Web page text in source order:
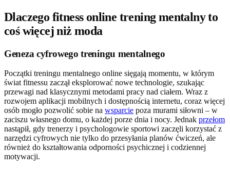
Dlaczego fitness online trening mentalny to
coś więcej niż moda
Geneza cyfrowego treningu mentalnego
Początki treningu mentalnego online sięgają momentu, w którym
świat fitnessu zaczął eksplorować nowe technologie, szukając
przewagi nad klasycznymi metodami pracy nad ciałem. Wraz z
rozwojem aplikacji mobilnych i dostępnością internetu, coraz więcej
osób mogło pozwolić sobie na wsparcie poza murami siłowni – w
zaciszu własnego domu, o każdej porze dnia i nocy. Jednak przełom
nastąpił, gdy trenerzy i psychologowie sportowi zaczęli korzystać z
narzędzi cyfrowych nie tylko do przesyłania planów ćwiczeń, ale
również do kształtowania odporności psychicznej i codziennej
motywacji.